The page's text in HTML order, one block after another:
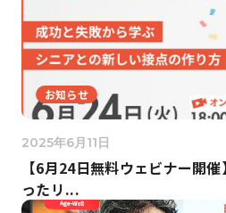
お知らせ
2025年6月11日
【6月24日無料ウェビナー開
ったリ...